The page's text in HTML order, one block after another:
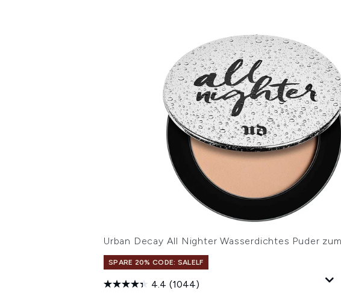
Urban Decay All Nighter Wasserdichtes Puder
SPARE 20% CODE: SALELF
4.4 (1044)